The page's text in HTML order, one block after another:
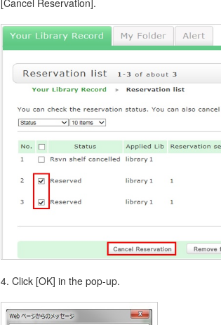
4. Click [OK] in the pop-up.